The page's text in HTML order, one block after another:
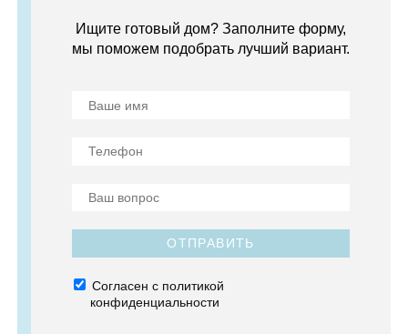
Ищите готовый дом? Заполните форму,
мы поможем подобрать лучший вариант.
ОТПРАВИТЬ
Согласен с политикой
конфиденциальности